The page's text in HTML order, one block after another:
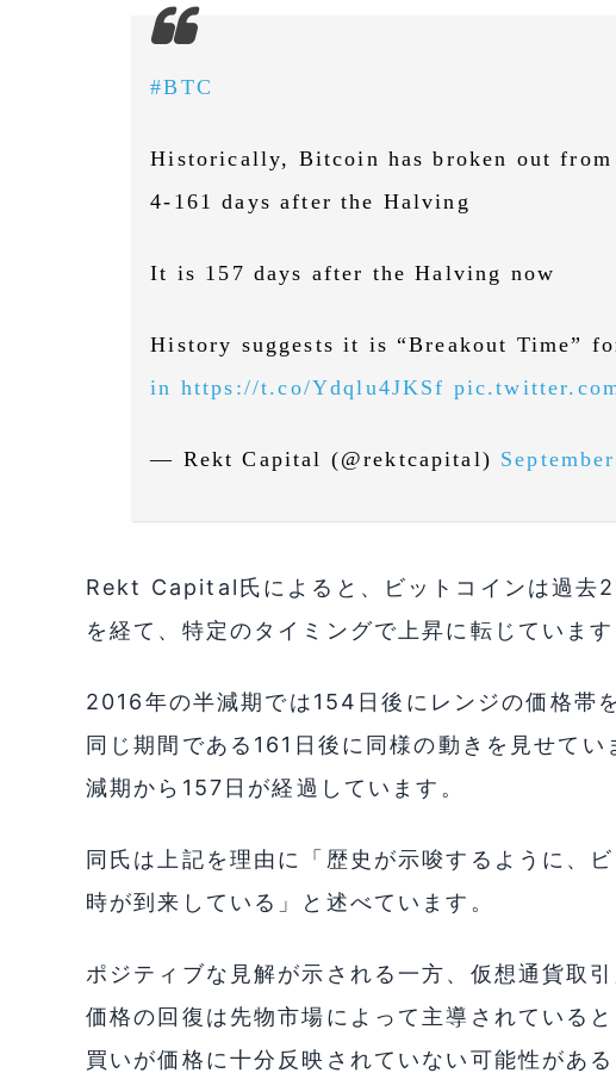
#BTC
Historically, Bitcoin has broken out from
4-161 days after the Halving
It is 157 days after the Halving now
History suggests it is “Breakout Time”
in https://t.co/Ydqlu4JKSf
— Rekt Capital (@rektcapital)
Rekt Capital氏によると、ビットコインは過去
を経て、特定のタイミングで上昇に転じています
2016年の半減期では154日後にレンジの価格帯
同じ期間である161日後に同様の動きを見せて
減期から157日が経過しています。
同氏は上記を理由に「歴史が示唆するように、
時が到来している」と述べています。
ポジティブな見解が示される一方、仮想通貨取
価格の回復は先物市場によって主導されている
買いが価格に十分反映されていない可能性がある